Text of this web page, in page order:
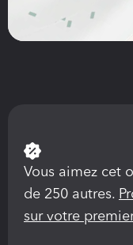
Vous aimez cet
de 250 autres.
sur votre